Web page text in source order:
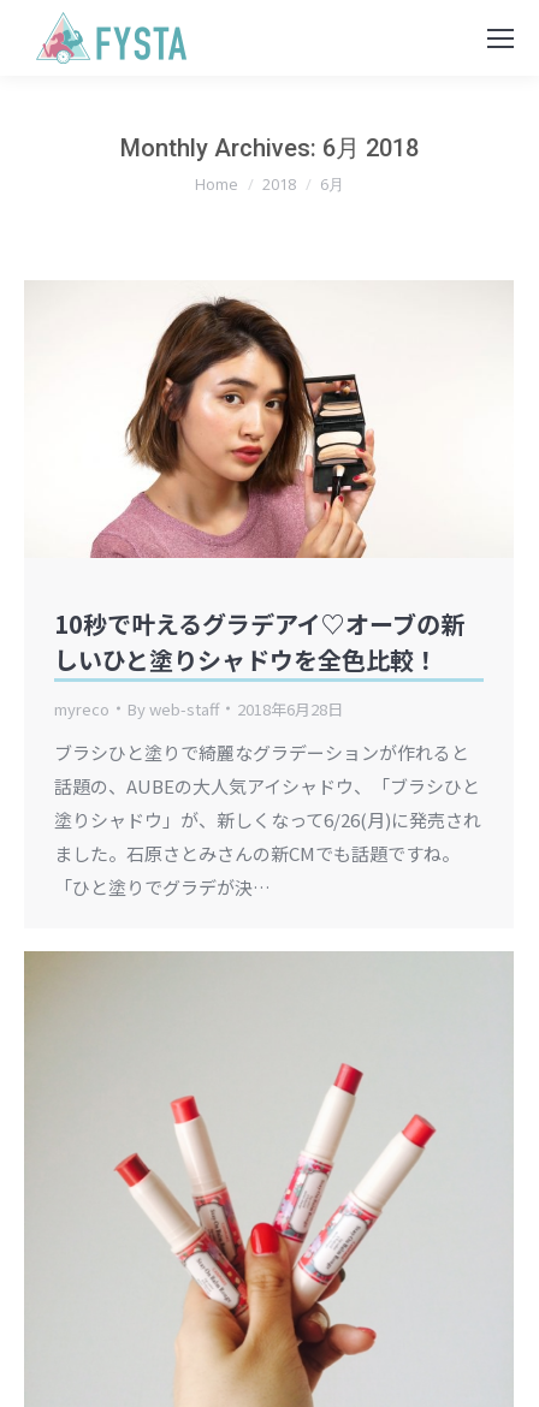
Monthly Archives: 6月 2018
You are here:
Home 2018 6月
10秒で叶えるグラデアイ♡オーブの新
しいひと塗りシャドウを全色比較！
myreco Byweb-staff 2018年6月28日
ブラシひと塗りで綺麗なグラデーションが作れると
話題の、AUBEの大人気アイシャドウ、「ブラシひと
塗りシャドウ」が、新しくなって6/26(月)に発売され
ました。石原さとみさんの新CMでも話題ですね。
「ひと塗りでグラデが決…